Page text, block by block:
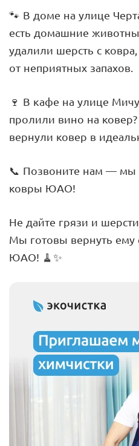
🐾 В доме на улице
есть домашние
удалили шерсть с
от неприятных запахов.
🍷 В кафе на улице
пролили вино на
вернули ковер в
📞 Позвоните нам — мы
ковры ЮАО!
Не дайте грязи и
Мы готовы вернуть ему
ЮАО! 🧹✨